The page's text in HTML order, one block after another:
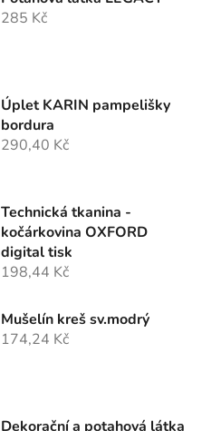
285 Kč
Úplet KARIN pampelišky
bordura
290,40 Kč
Technická tkanina -
kočárkovina OXFORD
digital tisk
198,44 Kč
Mušelín kreš sv.modrý
174,24 Kč
Dekorační a potahová látka